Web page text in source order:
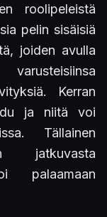
roolipeleistä
pelin sisäisiä
joiden avulla
Kerran
ja niitä voi
Tällainen
jatkuvasta
palaamaan